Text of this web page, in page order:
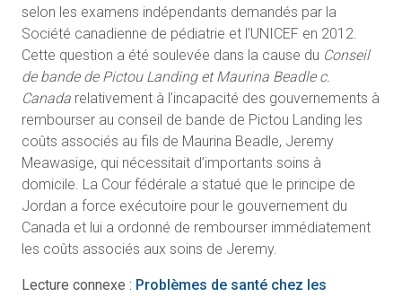
selon les examens indépendants demandés par la
Société canadienne de pédiatrie et l’UNICEF en 2012.
Cette question a été soulevée dans la cause du Conseil
de bande de Pictou Landing et Maurina Beadle c.
Canada relativement à l’incapacité des gouvernements à
rembourser au conseil de bande de Pictou Landing les
coûts associés au fils de Maurina Beadle, Jeremy
Meawasige, qui nécessitait d’importants soins à
domicile. La Cour fédérale a statué que le principe de
Jordan a force exécutoire pour le gouvernement du
Canada et lui a ordonné de rembourser immédiatement
les coûts associés aux soins de Jeremy.
Lecture connexe : Problèmes de santé chez les